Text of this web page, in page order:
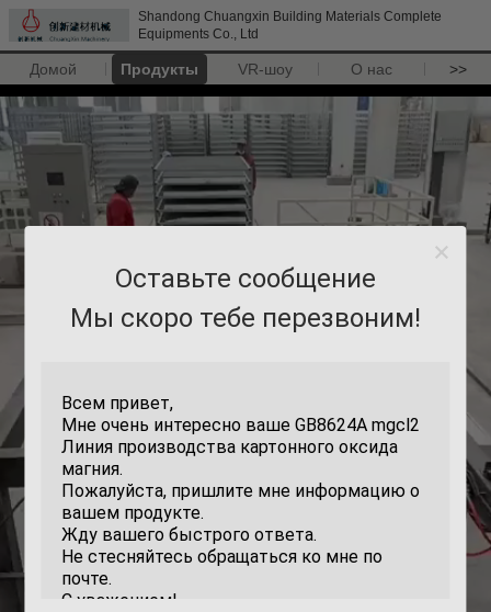
Shandong Chuangxin Building Materials Complete
Equipments Co., Ltd
Домой Продукты VR-шоу О нас >>
Оставьте сообщение
Мы скоро тебе перезвоним!